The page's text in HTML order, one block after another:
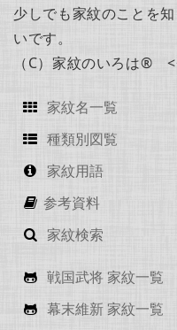
少しでも家紋のことを
いです。
（C）家紋のいろは®
家紋名一覧
種類別図覧
家紋用語
参考資料
家紋検索
戦国武将 家紋一覧
幕末維新 家紋一覧